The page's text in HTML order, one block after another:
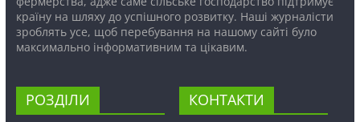
країну на шляху до успішного розвитку. Наші журналісти
зроблять усе, щоб перебування на нашому сайті було
максимально інформативним та цікавим.
РОЗДІЛИ КОНТАКТИ